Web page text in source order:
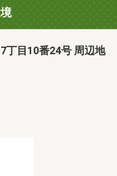
丁目10番24号 周辺地